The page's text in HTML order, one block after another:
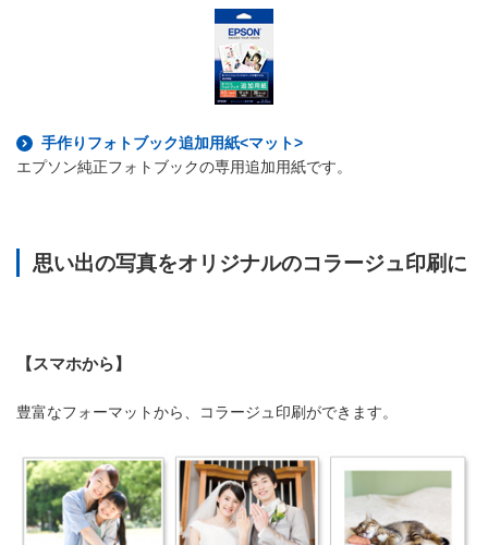
手作りフォトブック追加用紙<マット>
エプソン純正フォトブックの専用追加用紙です。
思い出の写真をオリジナルのコラージュ印刷に
【スマホから】
豊富なフォーマットから、コラージュ印刷ができます。